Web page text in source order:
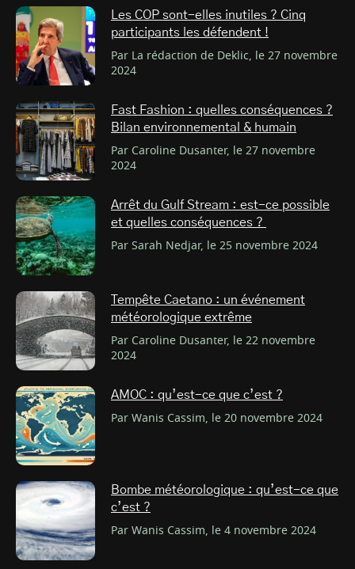
Les COP sont-elles inutiles ? Cinq
participants les défendent !
Par La rédaction de Deklic, le 27 novembre
2024
Fast Fashion : quelles conséquences ?
Bilan environnemental & humain
Par Caroline Dusanter, le 27 novembre
2024
Arrêt du Gulf Stream : est-ce possible
et quelles conséquences ?
Par Sarah Nedjar, le 25 novembre 2024
Tempête Caetano : un événement
météorologique extrême
Par Caroline Dusanter, le 22 novembre
2024
AMOC : qu’est-ce que c’est ?
Par Wanis Cassim, le 20 novembre 2024
Bombe météorologique : qu’est-ce que
c’est ?
Par Wanis Cassim, le 4 novembre 2024